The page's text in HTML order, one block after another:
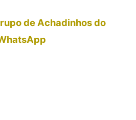
de Achadinhos do